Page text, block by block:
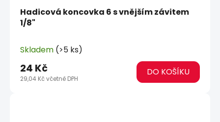
Hadicová koncovka 6 s vnějším závitem
1/8"
Skladem (>5 ks)
29,04 Kč včetně DPH
24 Kč DO KOŠÍKU